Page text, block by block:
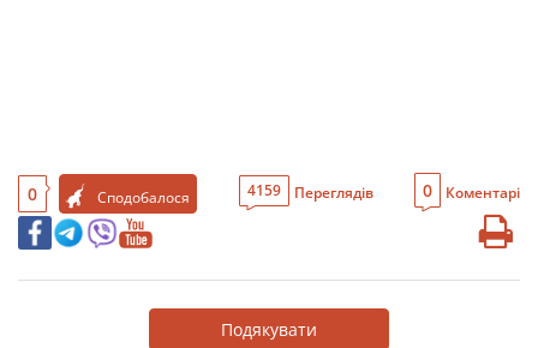
0 Сподобалося 4159 Переглядів 0 Коментарі
Подякувати